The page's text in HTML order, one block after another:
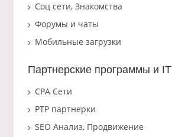
Соц сети, Знакомства
Форумы и чаты
Мобильные загрузки
Партнерские программы и IT
CPA Сети
PTP партнерки
SEO Анализ, Продвижение